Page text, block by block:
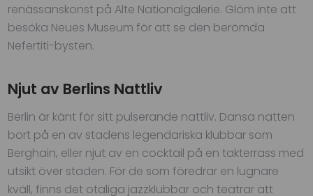
renässanskonst på Alte Nationalgalerie. Glöm inte att
besöka Neues Museum för att se den berömda
Nefertiti-bysten.
Njut av Berlins Nattliv
Berlin är känt för sitt pulserande nattliv. Dansa natten
bort på en av stadens legendariska klubbar som
Berghain, eller njut av en cocktail på en takterrass med
utsikt över staden. För de som föredrar en lugnare
kväll, finns det otaliga jazzklubbar och teatrar att